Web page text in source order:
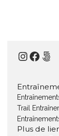
Trail
Plus de